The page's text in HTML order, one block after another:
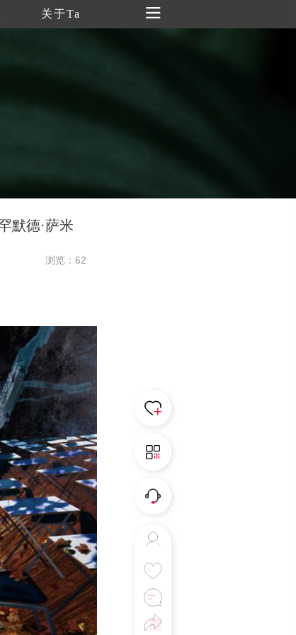
关于Ta
默德·萨米
浏览：62